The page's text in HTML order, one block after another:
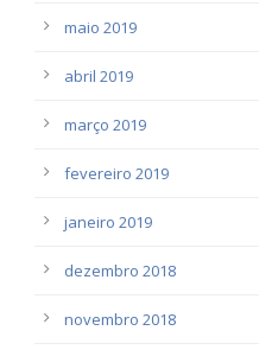
maio 2019
abril 2019
março 2019
fevereiro 2019
janeiro 2019
dezembro 2018
novembro 2018